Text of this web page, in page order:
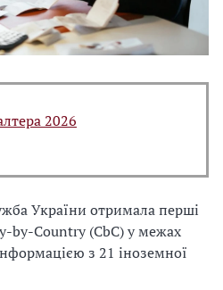
2026
України отримала перші
by-Country (CbC) у межах
з 21 іноземної